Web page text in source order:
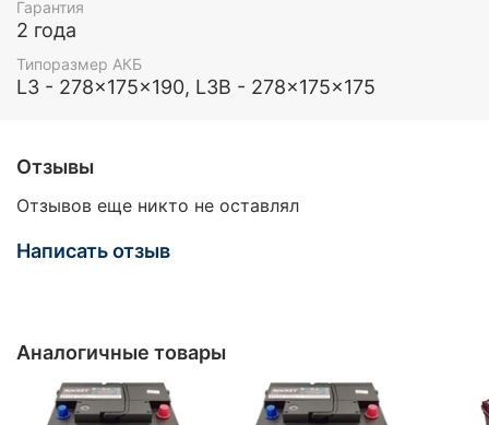
Гарантия
2 года
Типоразмер АКБ
L3 - 278x175x190, L3B - 278x175x175
Отзывы
Отзывов еще никто не оставлял
Написать отзыв
Аналогичные товары